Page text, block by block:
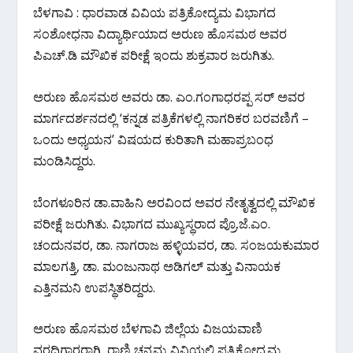
e
b
o
k
itt
er
at
s
p
p
e
gr
m
ar
e
ಬೆಳಗಾವಿ : ಧಾರವಾಡ ವಿವಿಯ ಪತ್ರಿಕೋದ್ಯಮ ವಿಭಾಗದ
ಸಂಶೋಧನಾ ವಿದ್ಯಾರ್ಥಿಯಾದ ಅರುಣ ಹೊಸಮಠ ಅವರ
ಪಿಎಚ್‌.ಡಿ ಮೌಖಿಕ‌ ಪರೀಕ್ಷೆ ಇಂದು ಶುಕ್ರವಾರ ಜರುಗಿತು.
ಅರುಣ ಹೊಸಮಠ ಅವರು ಡಾ. ಎಂ.ಗಂಗಾಧರಪ್ಪ ಸರ್ ಅವರ
ಮಾರ್ಗದರ್ಶನದಲ್ಲಿ ‘ಕನ್ನಡ ಪತ್ರಿಕೆಗಳಲ್ಲಿ ನಾಗರಿಕರ ಬರವಣಿಗೆ –
ಒಂದು ಅಧ್ಯಯನ’ ವಿಷಯದ ಕುರಿತಾಗಿ ಮಹಾಪ್ರಬಂಧ
ಮಂಡಿಸಿದ್ದರು.
ಬೆಂಗಳೂರಿನ ಡಾ.ವಾಹಿನಿ ಅರವಿಂದ ಅವರ ನೇತೃತ್ವದಲ್ಲಿ ಮೌಖಿಕ
ಪರೀಕ್ಷೆ ಜರುಗಿತು. ವಿಭಾಗದ ಮುಖ್ಯಸ್ಥರಾದ ಪ್ರೊ.ಜೆ.ಎಂ.
ಚಂದುನವರ, ಡಾ. ನಾಗರಾಜ ಹಳ್ಳಿಯವರ, ಡಾ. ಸಂಜಯಕುಮಾರ
ಮಾಲಗತ್ತಿ, ಡಾ. ಮಂಜುನಾಥ ಅಡಿಗಲ್ ಮತ್ತು ವಿನಾಯಕ
ಎತ್ತಿನಮನಿ ಉಪಸ್ಥಿತರಿದ್ದರು.
ಅರುಣ ಹೊಸಮಠ ಬೆಳಗಾವಿ ಜಿಲ್ಲೆಯ ವಿಜಯವಾಣಿ